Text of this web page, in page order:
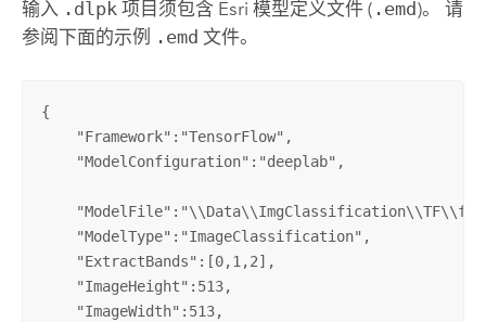
输入 .dlpk项目须包含 Esri 模型定义文件 ( .emd )。 请
参阅下面的示例 .emd 文件。
{
    "Framework":"TensorFlow",
    "ModelConfiguration":"deeplab",
    "ModelType":"ImageClassification",
    "ExtractBands":[0,1,2],
    "ImageHeight":513,
    "ImageWidth":513,